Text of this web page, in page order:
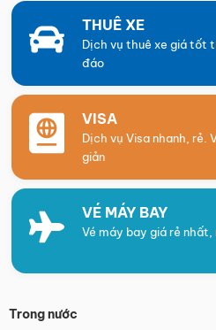
THUÊ XE
Dịch vụ thuê xe giá tốt
đáo
VISA
Dịch vụ Visa nhanh, rẻ.
giản
VÉ MÁY BAY
Vé máy bay giá rẻ nhất,
Trong nước